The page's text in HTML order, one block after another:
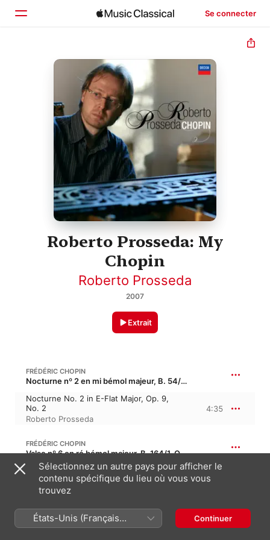
Se connecter
Accueil
Rechercher
Roberto Prosseda: My
Chopin
Roberto Prosseda
2007
Extrait
FRÉDÉRIC CHOPIN
Nocturne nº 2 en mi bémol majeur, B. 54/2, Op. 9/2 · “Murmures de la Seine 2”
Nocturne No. 2 in E-Flat Major, Op. 9,
No. 2
Roberto Prosseda
4:35
FRÉDÉRIC CHOPIN
Valse nº 6 en ré bémol majeur, B. 164/1, Op. 64/1 · “Minute”
Valse No. 6 in D-Flat Major, Op. 64, No. 1
"Minute Walz"
Roberto Prosseda
2:00
FRÉDÉRIC CHOPIN
Sélectionnez un autre pays pour afficher le
contenu spécifique du lieu où vous vous
trouvez
États-Unis (Français
France)
Continuer